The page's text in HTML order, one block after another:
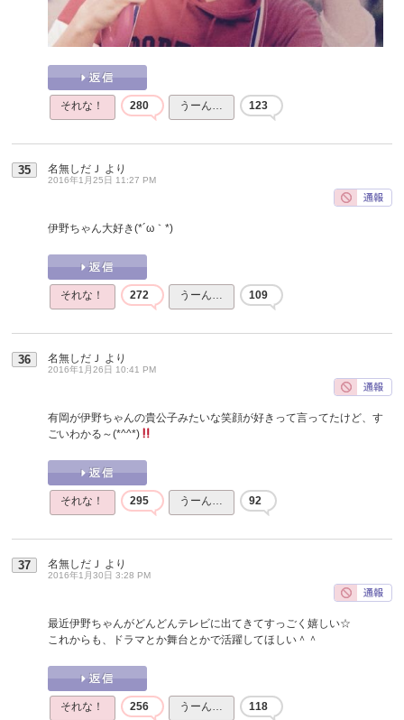
それな！ 280 うーん… 123
35 名無しだＪ より
2016年1月25日 11:27 PM
伊野ちゃん大好き(*´ω｀*)
それな！ 272 うーん… 109
36 名無しだＪ より
2016年1月26日 10:41 PM
有岡が伊野ちゃんの貴公子みたいな笑顔が好きって言ってたけど、す
ごいわかる～(*^^*)
それな！ 295 うーん… 92
37 名無しだＪ より
2016年1月30日 3:28 PM
最近伊野ちゃんがどんどんテレビに出てきてすっごく嬉しい☆
これからも、ドラマとか舞台とかで活躍してほしい＾＾
それな！ 256 うーん… 118